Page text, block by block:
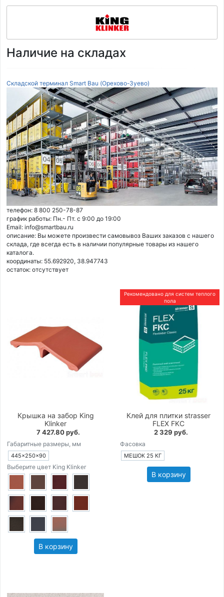
Наличие на складах
Складской терминал Smart Bau (Орехово-Зуево)
телефон: 8 800 250-78-87
график работы: Пн.- Пт. с 9:00 до 19:00
Email: info@smartbau.ru
описание: Вы можете произвести самовывоз Ваших заказов с нашего
склада, где всегда есть в наличии популярные товары из нашего
каталога.
координаты: 55.692920, 38.947743
остаток: отсутствует
Крышка на забор King
Klinker
7 427.80 руб.
Габаритные размеры, мм
445×250×90
Выберите цвет King Klinker
В корзину
Рекомендовано для систем теплого
пола
Клей для плитки strasser
FLEX FKC
2 329 руб.
Фасовка
МЕШОК 25 КГ
В корзину